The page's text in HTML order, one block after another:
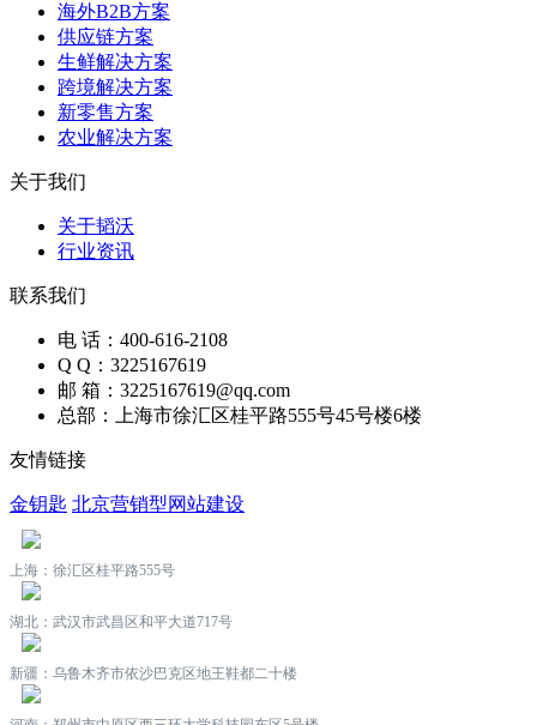
海外B2B方案
供应链方案
生鲜解决方案
跨境解决方案
新零售方案
农业解决方案
关于我们
关于韬沃
行业资讯
联系我们
电 话：400-616-2108
Q Q：3225167619
邮 箱：3225167619@qq.com
总部：上海市徐汇区桂平路555号45号楼6楼
友情链接
金钥匙 北京营销型网站建设
上海：徐汇区桂平路555号
湖北：武汉市武昌区和平大道717号
新疆：乌鲁木齐市依沙巴克区地王鞋都二十楼